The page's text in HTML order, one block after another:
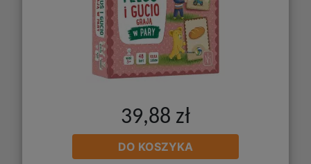
39,88 zł
DO KOSZYKA